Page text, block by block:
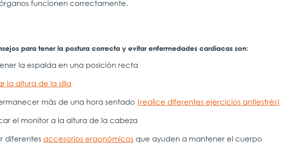
funcionen correctamente.
para tener la postura correcta y evitar enfermedades cardiacas son:
la espalda en una posición recta
la altura de la silla
más de una hora sentado (realice diferentes ejercicios antiestrés)
el monitor a la altura de la cabeza
diferentes accesorios ergonómicos que ayuden a mantener el cuerpo